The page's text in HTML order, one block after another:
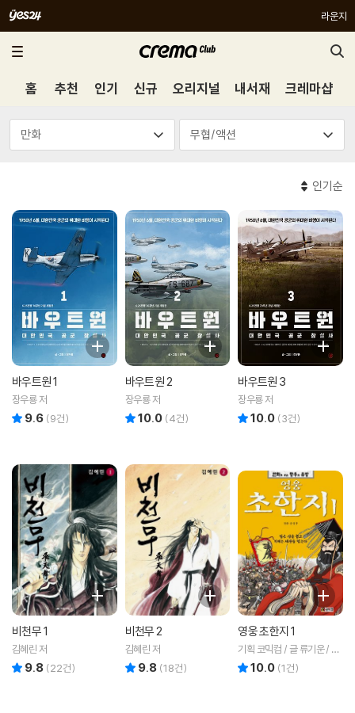
라운지
홈 추천 인기 신규 오리지널 내서재 크레마샵
인기순
바우트원 1
장우룡 저
9.6 (9건)
바우트원 2
장우룡 저
10.0 (4건)
바우트원 3
장우룡 저
10.0 (3건)
비천무 1
김혜린 저
9.8 (22건)
비천무 2
김혜린 저
9.8 (18건)
영웅 초한지 1
기획 코믹컴 / 글 류기운 / 그
림 문정후 저
10.0 (1건)